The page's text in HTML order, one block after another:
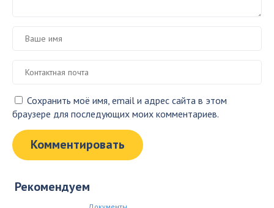
Сохранить моё имя, email и адрес сайта в этом
браузере для последующих моих комментариев.
Рекомендуем
Документы